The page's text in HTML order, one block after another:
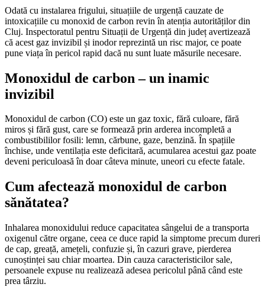
Odată cu instalarea frigului, situațiile de urgență cauzate de
intoxicațiile cu monoxid de carbon revin în atenția autorităților din
Cluj. Inspectoratul pentru Situații de Urgență din județ avertizează
că acest gaz invizibil și inodor reprezintă un risc major, ce poate
pune viața în pericol rapid dacă nu sunt luate măsurile necesare.
Monoxidul de carbon – un inamic
invizibil
Monoxidul de carbon (CO) este un gaz toxic, fără culoare, fără
miros și fără gust, care se formează prin arderea incompletă a
combustibililor fosili: lemn, cărbune, gaze, benzină. În spațiile
închise, unde ventilația este deficitară, acumularea acestui gaz poate
deveni periculoasă în doar câteva minute, uneori cu efecte fatale.
Cum afectează monoxidul de carbon
sănătatea?
Inhalarea monoxidului reduce capacitatea sângelui de a transporta
oxigenul către organe, ceea ce duce rapid la simptome precum dureri
de cap, greață, amețeli, confuzie și, în cazuri grave, pierderea
cunoștinței sau chiar moartea. Din cauza caracteristicilor sale,
persoanele expuse nu realizează adesea pericolul până când este
prea târziu.